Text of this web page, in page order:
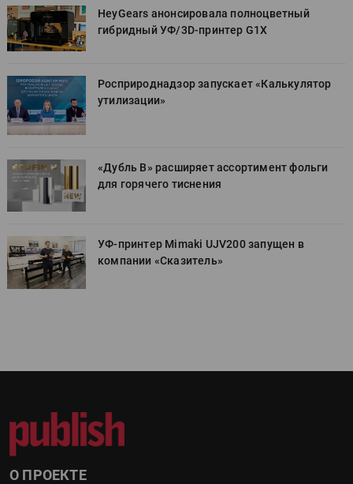
HeyGears анонсировала полноцветный
гибридный УФ/3D-принтер G1X
Росприроднадзор запускает «Калькулятор
утилизации»
«Дубль В» расширяет ассортимент фольги
для горячего тиснения
УФ-принтер Mimaki UJV200 запущен в
компании «Сказитель»
О ПРОЕКТЕ